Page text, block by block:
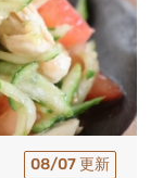
08/07 更新